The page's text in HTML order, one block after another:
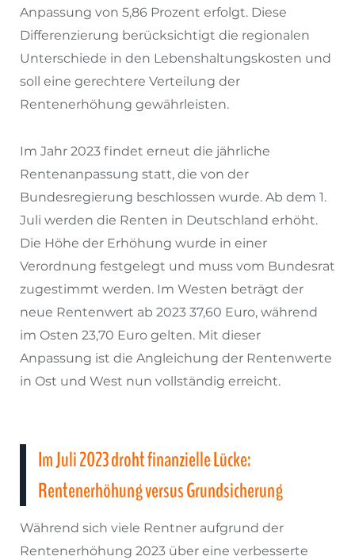
Anpassung von 5,86 Prozent erfolgt. Diese
Differenzierung berücksichtigt die regionalen
Unterschiede in den Lebenshaltungskosten und
soll eine gerechtere Verteilung der
Rentenerhöhung gewährleisten.
Im Jahr 2023 findet erneut die jährliche
Rentenanpassung statt, die von der
Bundesregierung beschlossen wurde. Ab dem 1.
Juli werden die Renten in Deutschland erhöht.
Die Höhe der Erhöhung wurde in einer
Verordnung festgelegt und muss vom Bundesrat
zugestimmt werden. Im Westen beträgt der
neue Rentenwert ab 2023 37,60 Euro, während
im Osten 23,70 Euro gelten. Mit dieser
Anpassung ist die Angleichung der Rentenwerte
in Ost und West nun vollständig erreicht.
Im Juli 2023 droht finanzielle Lücke:
Rentenerhöhung versus Grundsicherung
Während sich viele Rentner aufgrund der
Rentenerhöhung 2023 über eine verbesserte